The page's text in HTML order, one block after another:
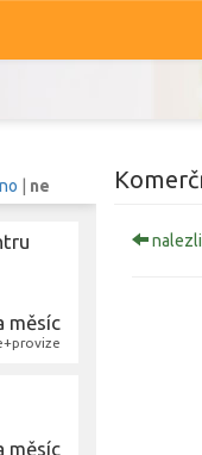
ne
měsíc
měsíc
nalezli